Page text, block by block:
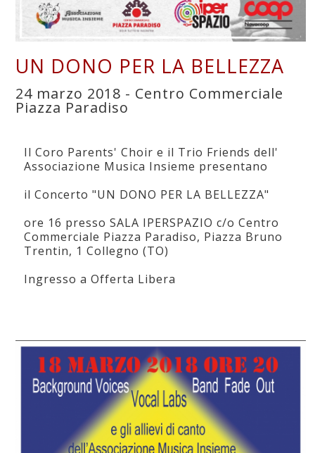
UN DONO PER LA BELLEZZA
24 marzo 2018 - Centro Commerciale
Piazza Paradiso
Il Coro Parents' Choir e il Trio Friends dell'
Associazione Musica Insieme presentano
il Concerto "UN DONO PER LA BELLEZZA"
ore 16 presso SALA IPERSPAZIO c/o Centro
Commerciale Piazza Paradiso, Piazza Bruno
Trentin, 1 Collegno (TO)
Ingresso a Offerta Libera